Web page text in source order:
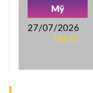
Mỹ
27/07/2026
16h22